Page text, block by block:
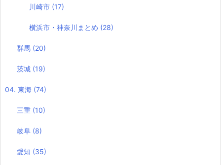
川崎市 (17)
横浜市・神奈川まとめ (28)
群馬 (20)
茨城 (19)
04. 東海 (74)
三重 (10)
岐阜 (8)
愛知 (35)